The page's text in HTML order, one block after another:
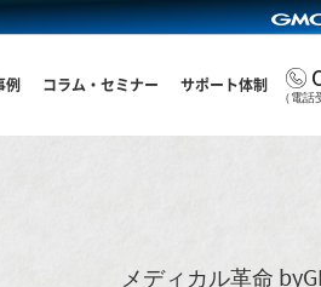
例 コラム・セミナー サポート体制
（電
メディカル革命